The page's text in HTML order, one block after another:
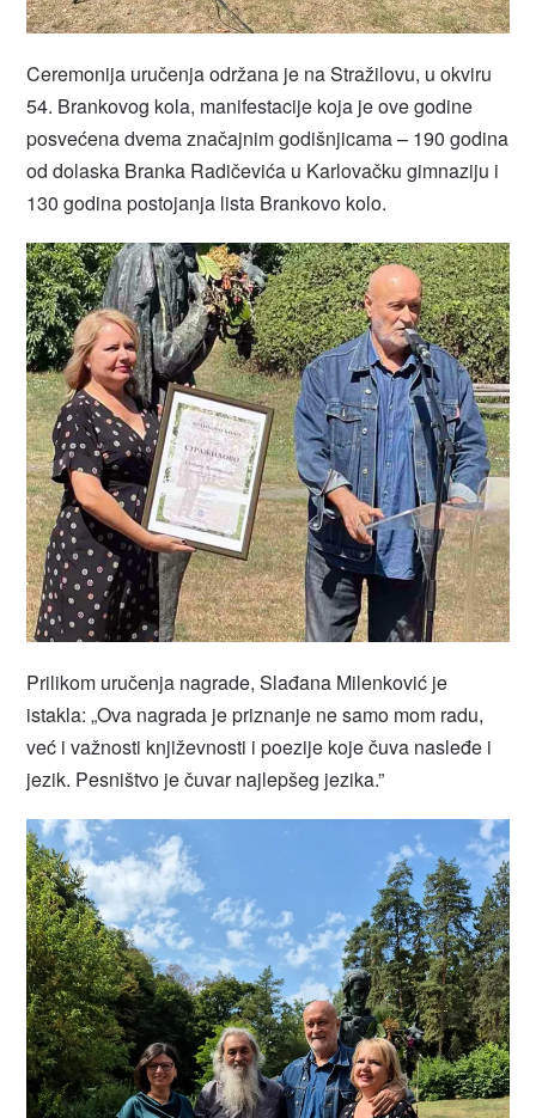
Ceremonija uručenja održana je na Stražilovu, u okviru
54. Brankovog kola, manifestacije koja je ove godine
posvećena dvema značajnim godišnjicama – 190 godina
od dolaska Branka Radičevića u Karlovačku gimnaziju i
130 godina postojanja lista Brankovo kolo.
Prilikom uručenja nagrade, Slađana Milenković je
istakla: „Ova nagrada je priznanje ne samo mom radu,
već i važnosti književnosti i poezije koje čuva nasleđe i
jezik. Pesništvo je čuvar najlepšeg jezika.”